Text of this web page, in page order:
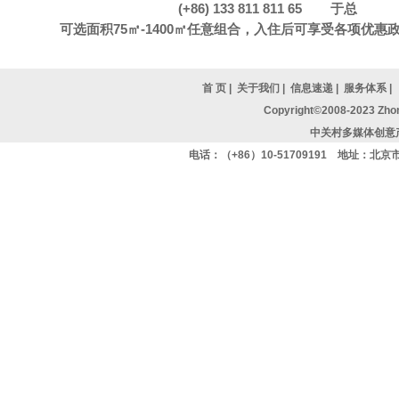
(+86) 133 811 811 65 于总
可选面积75㎡-1400㎡任意组合，入住后可享受各项优惠
首 页 关于我们 信息速递 服务体系
Copyright©2008-2023
中关村多媒体创
电话：（+86）10-51709191 地址：北京